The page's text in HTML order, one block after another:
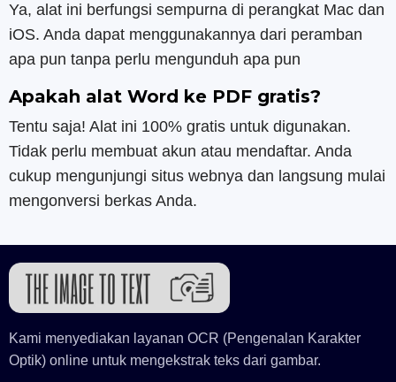
Ya, alat ini berfungsi sempurna di perangkat Mac dan
iOS. Anda dapat menggunakannya dari peramban
apa pun tanpa perlu mengunduh apa pun
Apakah alat Word ke PDF gratis?
Tentu saja! Alat ini 100% gratis untuk digunakan.
Tidak perlu membuat akun atau mendaftar. Anda
cukup mengunjungi situs webnya dan langsung mulai
mengonversi berkas Anda.
Kami menyediakan layanan OCR (Pengenalan Karakter
Optik) online untuk mengekstrak teks dari gambar.